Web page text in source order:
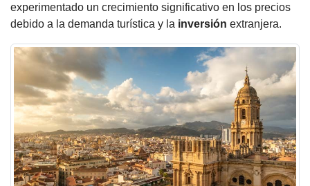
experimentado un crecimiento significativo en los precios
debido a la demanda turística y la inversión extranjera.